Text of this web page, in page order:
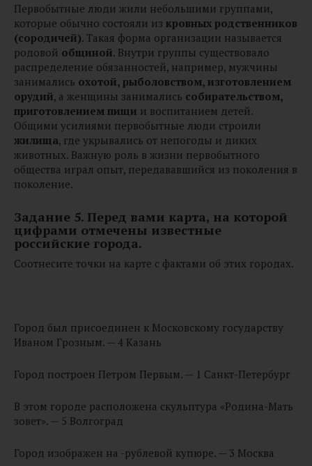
Первобытные люди жили небольшими группами,
которые обычно состояли из кровных родственников
(сородичей). Такая форма организации называется
родовой общиной. Внутри группы существовало
распределение обязанностей, например, мужчины
занимались охотой, рыболовством, изготовлением
орудий, а женщины занимались собирательством,
приготовлением пищи и воспитанием детей.
Общими усилиями первобытные люди строили
жилища, где укрывались от непогоды и диких
животных. Важную роль в жизни первобытного
общества играл опыт, передававшийся из поколения в
поколение.
Задание 5. Перед вами карта, на которой
цифрами отмечены известные
российские города.
Соотнесите точки на карте с фактами об этих городах.
Город был присоединен к Московскому государству
Иваном Грозным. — 4 Казань
Город построен Петром Первым. — 1 Санкт-Петербург
В этом городе расположена скульптура «Родина-Мать
зовет». — 5 Волгоград
Город изображен на -рублевой купюре. — 3 Москва